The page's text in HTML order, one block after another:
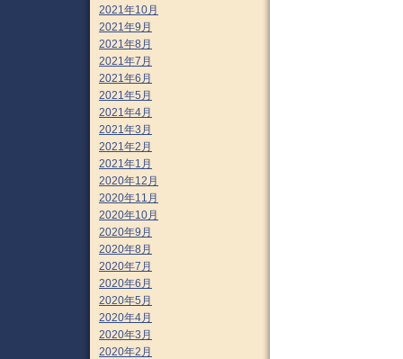
2021年10月
2021年9月
2021年8月
2021年7月
2021年6月
2021年5月
2021年4月
2021年3月
2021年2月
2021年1月
2020年12月
2020年11月
2020年10月
2020年9月
2020年8月
2020年7月
2020年6月
2020年5月
2020年4月
2020年3月
2020年2月